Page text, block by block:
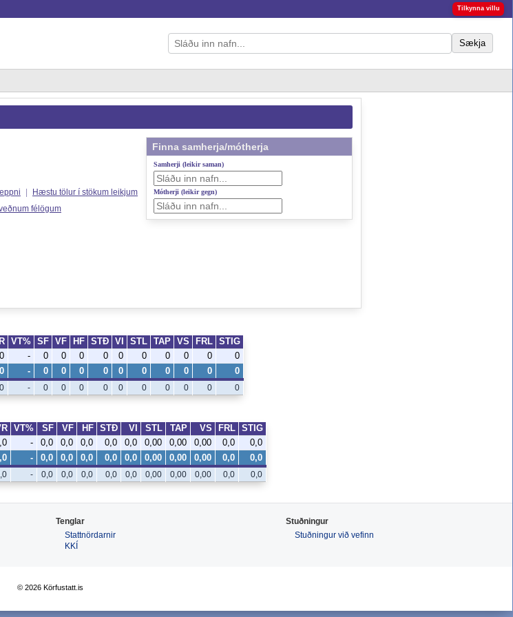
Tilkynna villu
Sækja
|
Hæstu tölur í stökum leikjum
félögum
Finna samherja/mótherja
Samherji (leikir saman)
Mótherji (leikir gegn)
VT% SF VF HF STÐ VI STL TAP VS FRL
STIG
0 - 0 0 0 0 0 0 0 0 0 0
0 - 0 0 0 0 0 0 0 0 0 0
0 - 0 0 0 0 0 0 0 0 0 0
VT% SF VF HF STÐ VI STL TAP VS FRL
STIG
- 0,0 0,0 0,0 0,0 0,0 0,00 0,00 0,00 0,0 0,0
- 0,0 0,0 0,0 0,0 0,0 0,00 0,00 0,00 0,0 0,0
- 0,0 0,0 0,0 0,0 0,0 0,00 0,00 0,00 0,0 0,0
Tenglar
Stattnördarnir
KKÍ
Stuðningur
Stuðningur við vefinn
© 2026 Körfustatt.is